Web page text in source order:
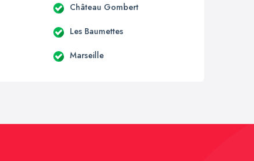
Château Gombert
Les Baumettes
Marseille